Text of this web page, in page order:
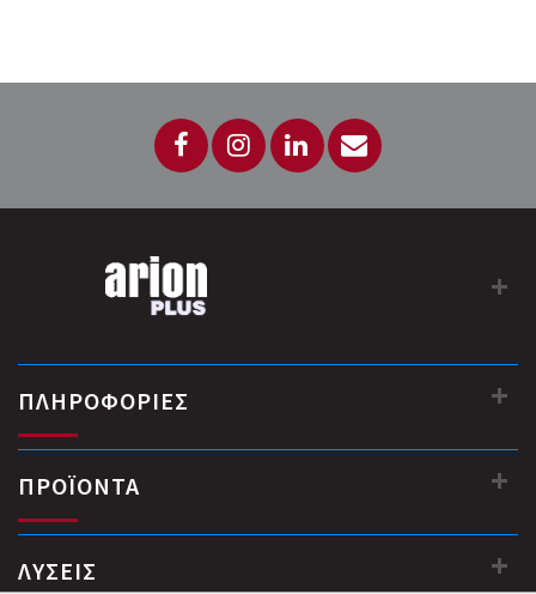
ΠΛΗΡΟΦΟΡΙΕΣ
ΠΡΟΪΟΝΤΑ
ΛΥΣΕΙΣ